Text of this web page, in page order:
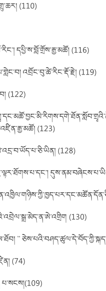
(110)
དཔྱི་ས་བློ་གྲོས་རྒྱ་མཚོ། (116)
འབྲོང་བུ་ཚེ་རིང་རྡོ་རྗེ། (119)
(122)
(123)
(128)
(130)
”
(74)